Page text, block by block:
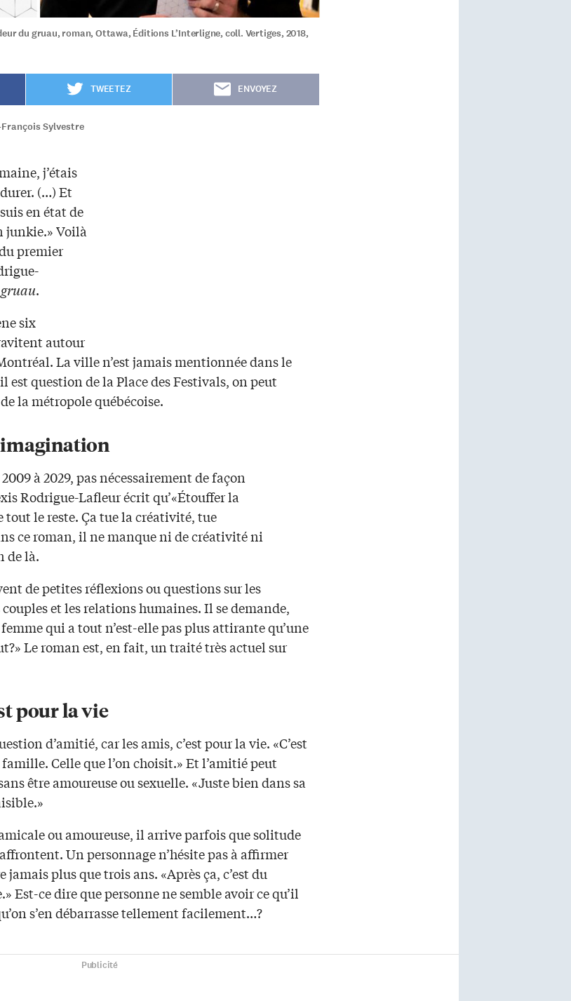
du gruau, roman, Ottawa, Éditions L’Interligne, coll. Vertiges, 2018,
TWEETEZ ENVOYEZ
Sylvestre
j’étais
(…) Et
en état de
junkie.» Voilà
premier
.
six
autour
La ville n’est jamais mentionnée dans le
est question de la Place des Festivals, on peut
la métropole québécoise.
à 2029, pas nécessairement de façon
Rodrigue-Lafleur écrit qu’«Étouffer la
le reste. Ça tue la créativité, tue
ce roman, il ne manque ni de créativité ni
de là.
de petites réflexions ou questions sur les
et les relations humaines. Il se demande,
qui a tout n’est-elle pas plus attirante qu’une
Le roman est, en fait, un traité très actuel sur
pour la vie
d’amitié, car les amis, c’est pour la vie. «C’est
Celle que l’on choisit.» Et l’amitié peut
être amoureuse ou sexuelle. «Juste bien dans sa
ou amoureuse, il arrive parfois que solitude
Un personnage n’hésite pas à affirmer
jamais plus que trois ans. «Après ça, c’est du
Est-ce dire que personne ne semble avoir ce qu’il
s’en débarrasse tellement facilement…?
Publicité